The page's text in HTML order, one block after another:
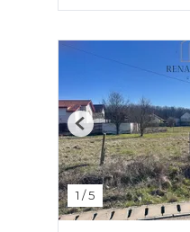
1 /5
Previous